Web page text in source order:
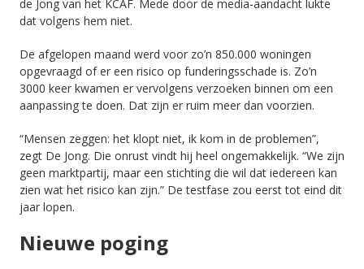
de Jong van het KCAF. Mede door de media-aandacht lukte
dat volgens hem niet.
De afgelopen maand werd voor zo’n 850.000 woningen
opgevraagd of er een risico op funderingsschade is. Zo’n
3000 keer kwamen er vervolgens verzoeken binnen om een
aanpassing te doen. Dat zijn er ruim meer dan voorzien.
“Mensen zeggen: het klopt niet, ik kom in de problemen”,
zegt De Jong. Die onrust vindt hij heel ongemakkelijk. “We zijn
geen marktpartij, maar een stichting die wil dat iedereen kan
zien wat het risico kan zijn.” De testfase zou eerst tot eind dit
jaar lopen.
Nieuwe poging